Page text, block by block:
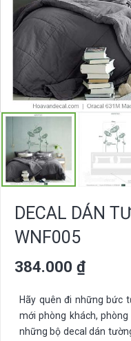
DECAL DÁN
WNF005
384.000 ₫
Hãy quên đi những bức
mới phòng khách,
những bộ decal dán